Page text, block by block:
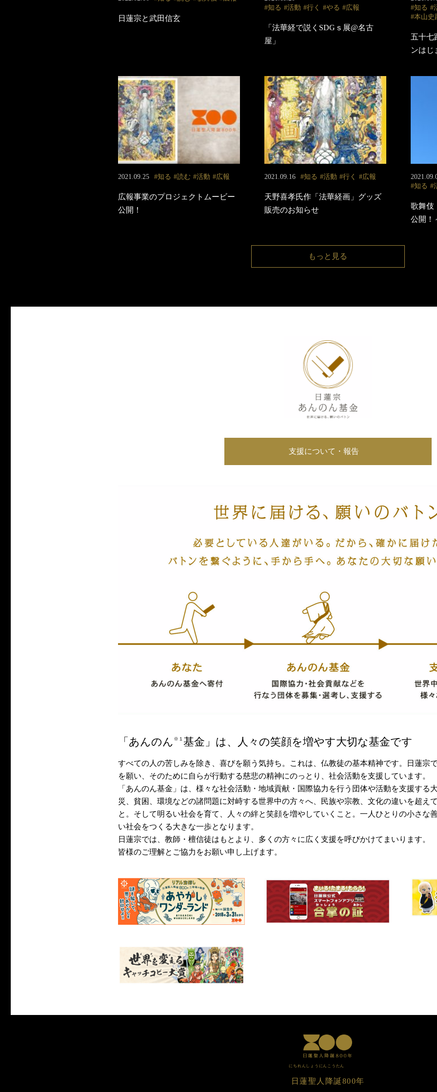
日蓮宗と武田信玄
知る
活動 行く やる 広報
「法華経で説くSDGｓ展@名古
屋」
知る
本山史
五十七
ンはじ
2021.09.25 知る 読む 活動 広報
広報事業のプロジェクトムービー
公開！
2021.09.16 知る 活動 行く 広報
天野喜孝氏作「法華経画」グッズ
販売のお知らせ
知る
歌舞伎
公開！
もっと⾒る
支援について・報告
「 あんのん 基⾦」は、⼈々の笑顔を増やす⼤切な基⾦です
すべての人の苦しみを除き、喜びを願う気持ち。これは、仏教徒の基本精神です。日蓮宗
を願い、そのために自らが行動する慈悲の精神にのっとり、社会活動を支援しています。
「あんのん基金」は、様々な社会活動・地域貢献・国際協力を行う団体や活動を支援する
災、貧困、環境などの諸問題に対峙する世界中の方々へ、民族や宗教、文化の違いを超え
と。そして明るい社会を育て、人々の絆と笑顔を増やしていくこと。一人ひとりの小さな
い社会をつくる大きな一歩となります。
日蓮宗では、教師・檀信徒はもとより、多くの方々に広く支援を呼びかけてまいります。
皆様のご理解とご協力をお願い申し上げます。
にちれんしょうにんこうたん
⽇蓮聖⼈降誕800年